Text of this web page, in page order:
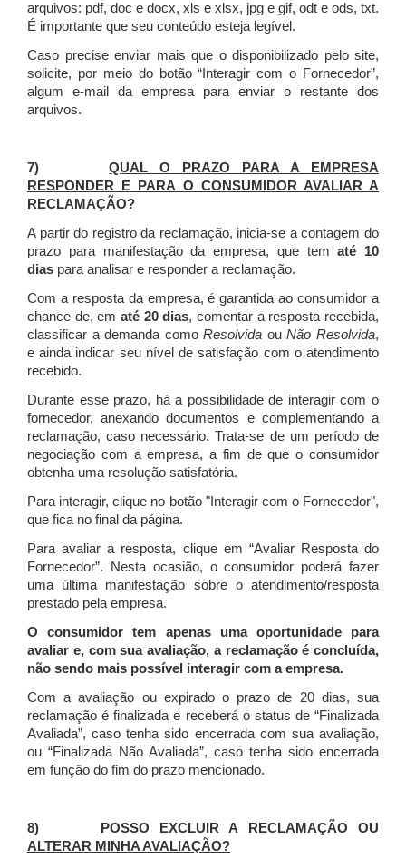
arquivos: pdf, doc e docx, xls e xlsx, jpg e gif, odt e ods, txt.
É importante que seu conteúdo esteja legível.
Caso precise enviar mais que o disponibilizado pelo site,
solicite, por meio do botão “Interagir com o Fornecedor”,
algum e-mail da empresa para enviar o restante dos
arquivos.
7)QUAL O PRAZO PARA A EMPRESA
RESPONDER E PARA O CONSUMIDOR AVALIAR A
RECLAMAÇÃO?
A partir do registro da reclamação, inicia-se a contagem do
prazo para manifestação da empresa, que tematé 10
dias para analisar e responder a reclamação.
Com a resposta da empresa, é garantida ao consumidor a
chance de, em até 20 dias, comentar a resposta recebida,
classificar a demanda comoResolvida ouNão Resolvida,
e ainda indicar seu nível de satisfação com o atendimento
recebido.
Durante esse prazo, há a possibilidade de interagir com o
fornecedor, anexando documentos e complementando a
reclamação, caso necessário.Trata-se de um período de
negociação com a empresa, a fim de que o consumidor
obtenha uma resolução satisfatória.
Para interagir, clique no botão "Interagir com o Fornecedor",
que fica no final da página.
Para avaliar a resposta, clique em “Avaliar Resposta do
Fornecedor”. Nesta ocasião, o consumidor poderá fazer
uma última manifestação sobre o atendimento/resposta
prestado pela empresa.
O consumidor tem apenas uma oportunidade para
avaliar e, com sua avaliação, a reclamação é concluída,
não sendo mais possível interagir com a empresa.
Com a avaliação ou expirado o prazo de 20 dias, sua
reclamação é finalizada e receberá o status de “Finalizada
Avaliada”, caso tenha sido encerrada com sua avaliação,
ou “Finalizada Não Avaliada”, caso tenha sido encerrada
em função do fim do prazo mencionado.
8)
POSSO EXCLUIR A RECLAMAÇÃO OU
ALTERAR MINHA AVALIAÇÃO?